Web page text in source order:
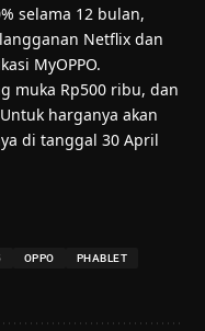
selama 12 bulan,
Netflix dan
MyOPPO.
muka Rp500 ribu, dan
harganya akan
di tanggal 30 April
OPPO
PHABLET